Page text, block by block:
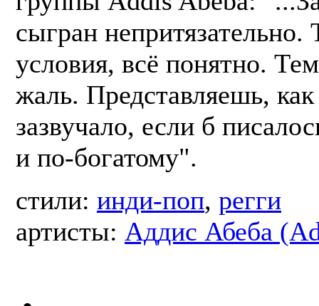
сыгран
условия, всё понятно.
жаль. Представляешь,
зазвучало, если б
и по-богатому".
стили: инди-поп, регги
артисты: Аддис Абеба